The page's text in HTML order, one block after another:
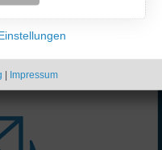
%
15:44 Uhr
| Impressum